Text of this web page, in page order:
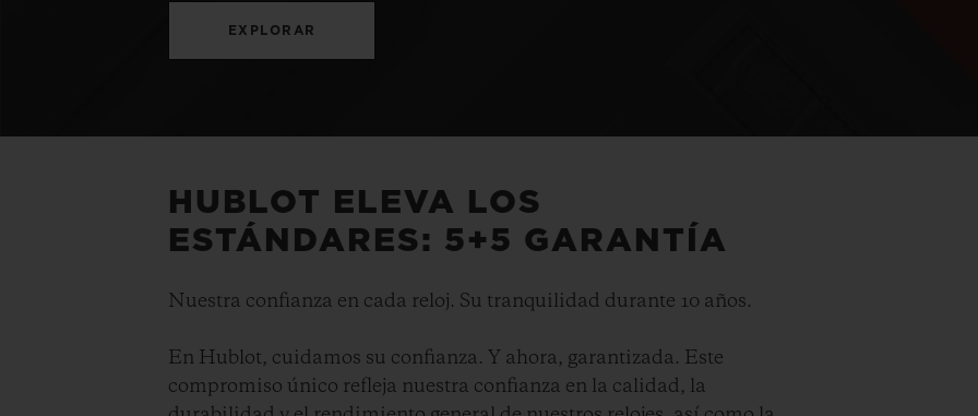
EXPLORAR
HUBLOT ELEVA LOS
ESTÁNDARES: 5+5 GARANTÍA
Nuestra confianza en cada reloj. Su tranquilidad durante 10 años.
En Hublot, cuidamos su confianza. Y ahora, garantizada. Este
compromiso único refleja nuestra confianza en la calidad, la